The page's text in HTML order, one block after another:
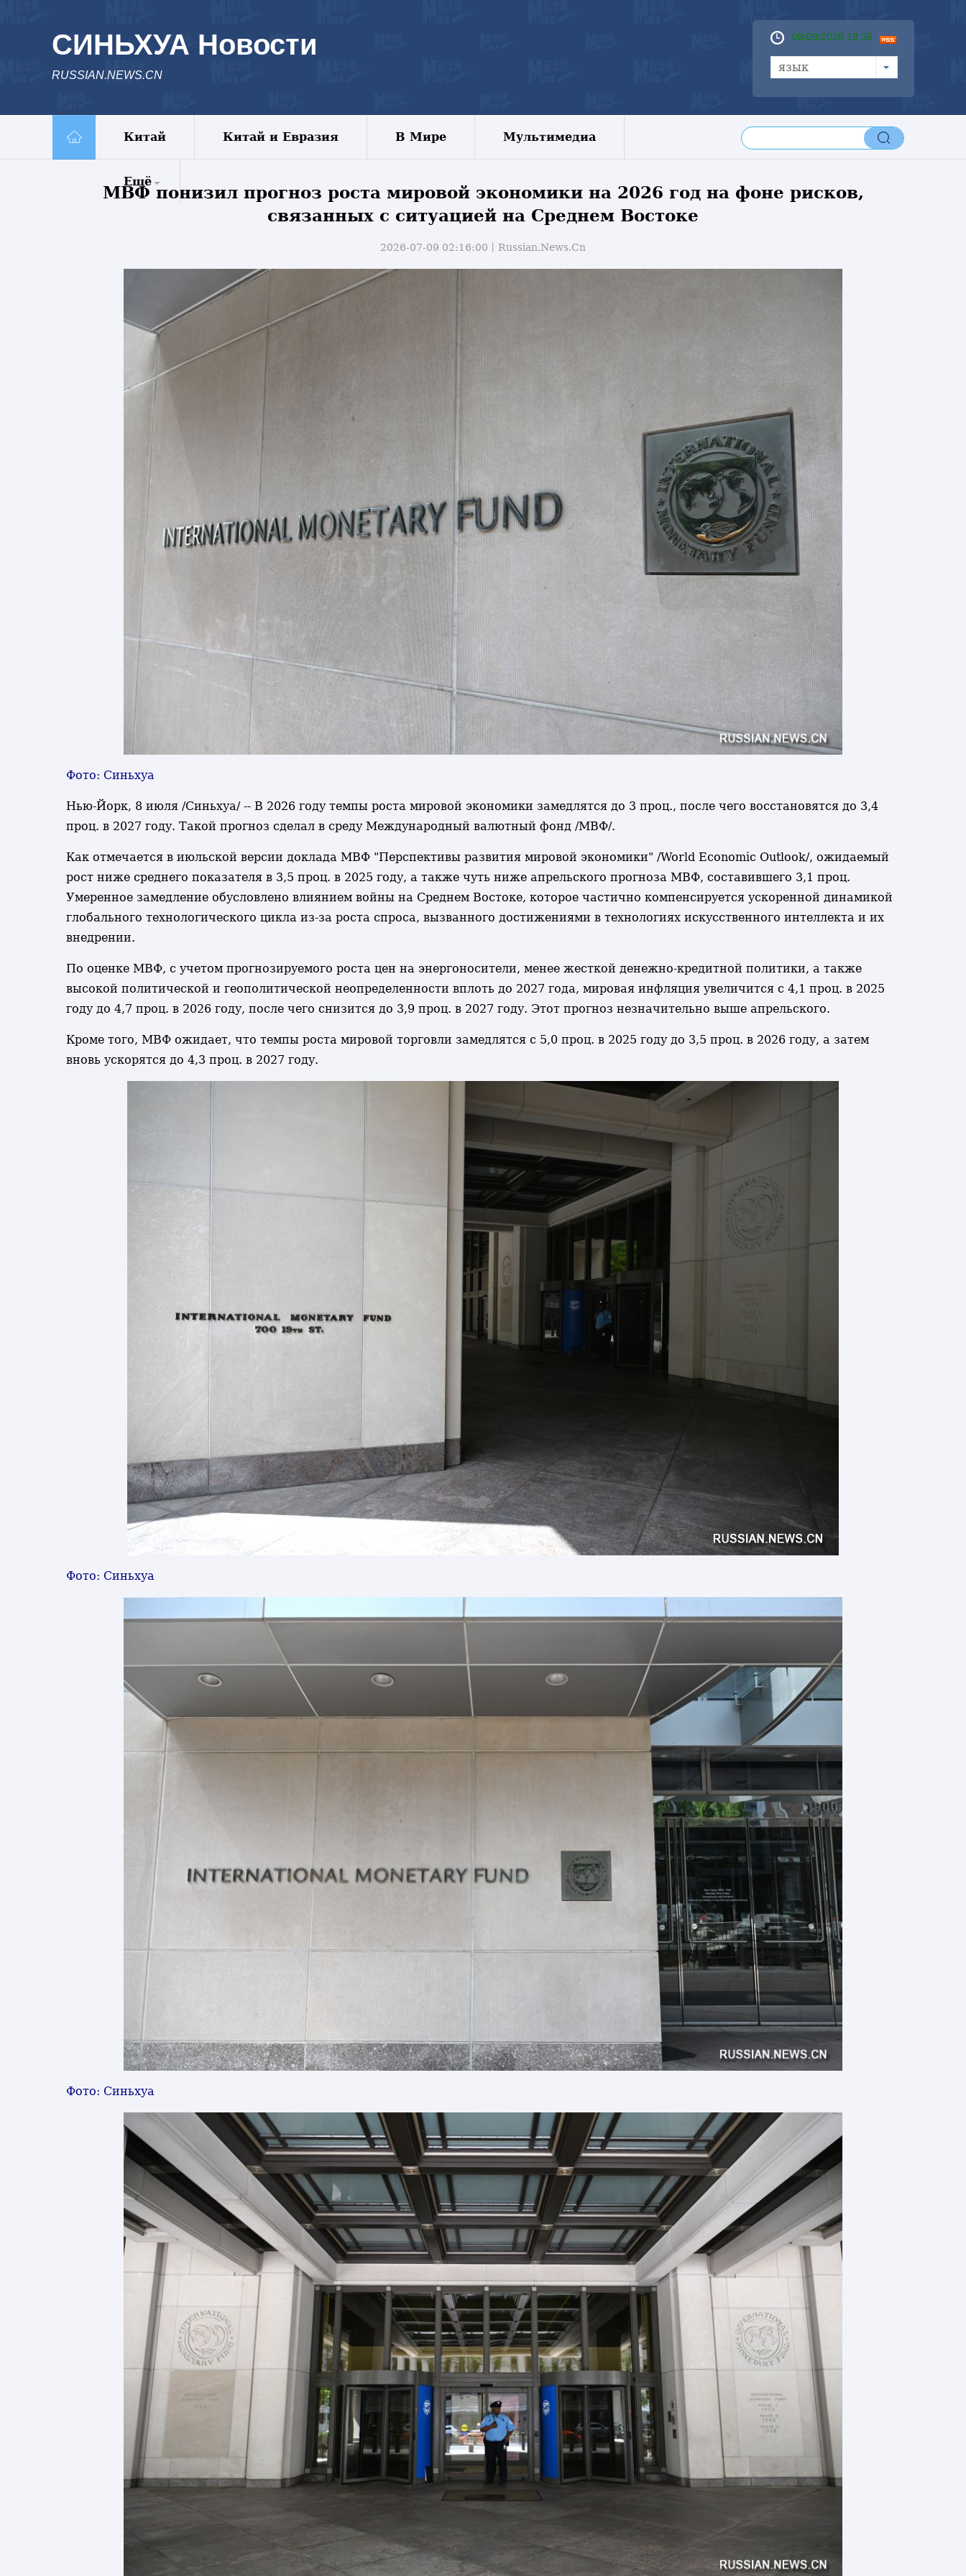
СИНЬХУА Новости
RUSSIAN.NEWS.CN
08/08/2026 19:36
язык
Китай Китай и Евразия В Мире Мультимедиа
Ещё
МВФ понизил прогноз роста мировой экономики на 2026 год на фоне рисков,
связанных с ситуацией на Среднем Востоке
2026-07-09 02:16:00丨 Russian.News.Cn
Фото: Синьхуа
Нью-Йорк, 8 июля /Синьхуа/ -- В 2026 году темпы роста мировой экономики замедлятся до 3 проц., после чего восстановятся до 3,4
проц. в 2027 году. Такой прогноз сделал в среду Международный валютный фонд /МВФ/.
Как отмечается в июльской версии доклада МВФ "Перспективы развития мировой экономики" /World Economic Outlook/, ожидаемый
рост ниже среднего показателя в 3,5 проц. в 2025 году, а также чуть ниже апрельского прогноза МВФ, составившего 3,1 проц.
Умеренное замедление обусловлено влиянием войны на Среднем Востоке, которое частично компенсируется ускоренной динамикой
глобального технологического цикла из-за роста спроса, вызванного достижениями в технологиях искусственного интеллекта и их
внедрении.
По оценке МВФ, с учетом прогнозируемого роста цен на энергоносители, менее жесткой денежно-кредитной политики, а также
высокой политической и геополитической неопределенности вплоть до 2027 года, мировая инфляция увеличится с 4,1 проц. в 2025
году до 4,7 проц. в 2026 году, после чего снизится до 3,9 проц. в 2027 году. Этот прогноз незначительно выше апрельского.
Кроме того, МВФ ожидает, что темпы роста мировой торговли замедлятся с 5,0 проц. в 2025 году до 3,5 проц. в 2026 году, а затем
вновь ускорятся до 4,3 проц. в 2027 году.
Фото: Синьхуа
Фото: Синьхуа